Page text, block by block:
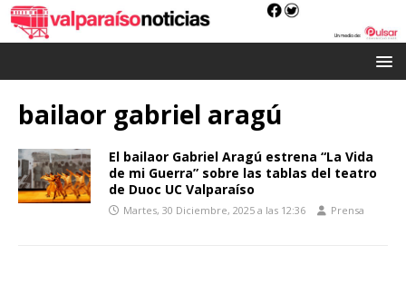
bailaor gabriel aragú
El bailaor Gabriel Aragú estrena “La Vida
de mi Guerra” sobre las tablas del teatro
de Duoc UC Valparaíso
Martes, 30 Diciembre, 2025 a las 12:36 Prensa